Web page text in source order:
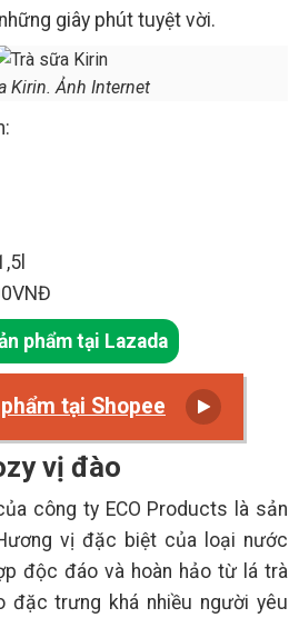
giây phút tuyệt vời.
Kirin. Ảnh Internet
phẩm tại Lazada
tại Shopee
vị đào
công ty ECO Products là sản
vị đặc biệt của loại nước
độc đáo và hoàn hảo từ lá trà
đặc trưng khá nhiều người yêu